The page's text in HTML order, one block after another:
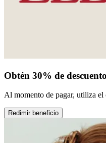
Obtén 30% de
Al momento de pagar, utiliza
Redimir beneficio